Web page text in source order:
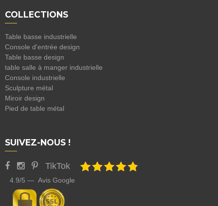
COLLECTIONS
Table basse industrielle
Console d'entrée design
Table basse design
table salle à manger industrielle
Console industrielle
Sculpture métal
Miroir design
Pied de table métal
SUIVEZ-NOUS !
TikTok
4.9/5 — Avis Google